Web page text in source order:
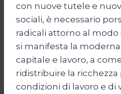
con nuove tutele e
sociali, è necessario
radicali attorno al
si manifesta la
capitale e lavoro, a
ridistribuire la
condizioni di lavoro e di